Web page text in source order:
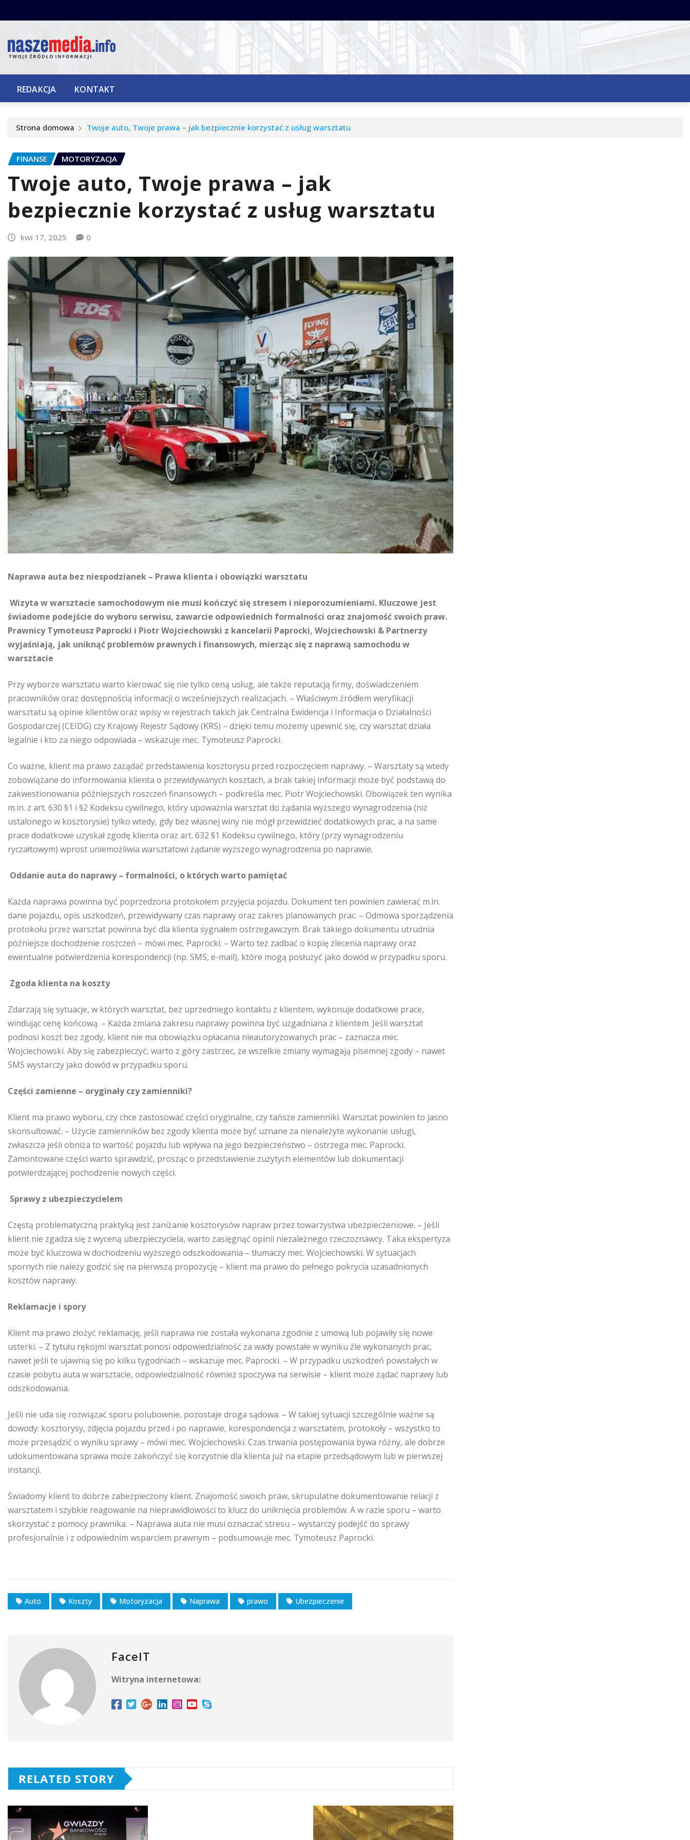
do
REDAKCJA KONTAKT
Strona domowa Twoje auto, Twoje prawa – jak bezpiecznie korzystać z usług warsztatu
FINANSE MOTORYZACJA
Twoje auto, Twoje prawa – jak
bezpiecznie korzystać z usług warsztatu
kwi 17, 2025 0
Naprawa auta bez niespodzianek – Prawa klienta i obowiązki warsztatu
Wizyta w warsztacie samochodowym nie musi kończyć się stresem i nieporozumieniami. Kluczowe jest
świadome podejście do wyboru serwisu, zawarcie odpowiednich formalności oraz znajomość swoich praw.
Prawnicy Tymoteusz Paprocki i Piotr Wojciechowski z kancelarii Paprocki, Wojciechowski & Partnerzy
wyjaśniają, jak uniknąć problemów prawnych i finansowych, mierząc się z naprawą samochodu w
warsztacie
Przy wyborze warsztatu warto kierować się nie tylko ceną usług, ale także reputacją firmy, doświadczeniem
pracowników oraz dostępnością informacji o wcześniejszych realizacjach. – Właściwym źródłem weryfikacji
warsztatu są opinie klientów oraz wpisy w rejestrach takich jak Centralna Ewidencja i Informacja o Działalności
Gospodarczej (CEIDG) czy Krajowy Rejestr Sądowy (KRS) – dzięki temu możemy upewnić się, czy warsztat działa
legalnie i kto za niego odpowiada – wskazuje mec. Tymoteusz Paprocki.
Co ważne, klient ma prawo zażądać przedstawienia kosztorysu przed rozpoczęciem naprawy. – Warsztaty są wtedy
zobowiązane do informowania klienta o przewidywanych kosztach, a brak takiej informacji może być podstawą do
zakwestionowania późniejszych roszczeń finansowych – podkreśla mec. Piotr Wojciechowski. Obowiązek ten wynika
m.in. z art. 630 §1 i §2 Kodeksu cywilnego, który upoważnia warsztat do żądania wyższego wynagrodzenia (niż
ustalonego w kosztorysie) tylko wtedy, gdy bez własnej winy nie mógł przewidzieć dodatkowych prac, a na same
prace dodatkowe uzyskał zgodę klienta oraz art. 632 §1 Kodeksu cywilnego, który (przy wynagrodzeniu
ryczałtowym) wprost uniemożliwia warsztatowi żądanie wyższego wynagrodzenia po naprawie.
Oddanie auta do naprawy – formalności, o których warto pamiętać
Każda naprawa powinna być poprzedzona protokołem przyjęcia pojazdu. Dokument ten powinien zawierać m.in.
dane pojazdu, opis uszkodzeń, przewidywany czas naprawy oraz zakres planowanych prac. – Odmowa sporządzenia
protokołu przez warsztat powinna być dla klienta sygnałem ostrzegawczym. Brak takiego dokumentu utrudnia
późniejsze dochodzenie roszczeń – mówi mec. Paprocki. – Warto też zadbać o kopię zlecenia naprawy oraz
ewentualne potwierdzenia korespondencji (np. SMS, e-mail), które mogą posłużyć jako dowód w przypadku sporu.
Zgoda klienta na koszty
Zdarzają się sytuacje, w których warsztat, bez uprzedniego kontaktu z klientem, wykonuje dodatkowe prace,
windując cenę końcową. – Każda zmiana zakresu naprawy powinna być uzgadniana z klientem. Jeśli warsztat
podnosi koszt bez zgody, klient nie ma obowiązku opłacania nieautoryzowanych prac – zaznacza mec.
Wojciechowski. Aby się zabezpieczyć, warto z góry zastrzec, że wszelkie zmiany wymagają pisemnej zgody – nawet
SMS wystarczy jako dowód w przypadku sporu.
Części zamienne – oryginały czy zamienniki?
Klient ma prawo wyboru, czy chce zastosować części oryginalne, czy tańsze zamienniki. Warsztat powinien to jasno
skonsultować. – Użycie zamienników bez zgody klienta może być uznane za nienależyte wykonanie usługi,
zwłaszcza jeśli obniża to wartość pojazdu lub wpływa na jego bezpieczeństwo – ostrzega mec. Paprocki.
Zamontowane części warto sprawdzić, prosząc o przedstawienie zużytych elementów lub dokumentacji
potwierdzającej pochodzenie nowych części.
Sprawy z ubezpieczycielem
Częstą problematyczną praktyką jest zaniżanie kosztorysów napraw przez towarzystwa ubezpieczeniowe. – Jeśli
klient nie zgadza się z wyceną ubezpieczyciela, warto zasięgnąć opinii niezależnego rzeczoznawcy. Taka ekspertyza
może być kluczowa w dochodzeniu wyższego odszkodowania – tłumaczy mec. Wojciechowski. W sytuacjach
spornych nie należy godzić się na pierwszą propozycję – klient ma prawo do pełnego pokrycia uzasadnionych
kosztów naprawy.
Reklamacje i spory
Klient ma prawo złożyć reklamację, jeśli naprawa nie została wykonana zgodnie z umową lub pojawiły się nowe
usterki. – Z tytułu rękojmi warsztat ponosi odpowiedzialność za wady powstałe w wyniku źle wykonanych prac,
nawet jeśli te ujawnią się po kilku tygodniach – wskazuje mec. Paprocki. – W przypadku uszkodzeń powstałych w
czasie pobytu auta w warsztacie, odpowiedzialność również spoczywa na serwisie – klient może żądać naprawy lub
odszkodowania.
Jeśli nie uda się rozwiązać sporu polubownie, pozostaje droga sądowa. – W takiej sytuacji szczególnie ważne są
dowody: kosztorysy, zdjęcia pojazdu przed i po naprawie, korespondencja z warsztatem, protokoły – wszystko to
może przesądzić o wyniku sprawy – mówi mec. Wojciechowski. Czas trwania postępowania bywa różny, ale dobrze
udokumentowana sprawa może zakończyć się korzystnie dla klienta już na etapie przedsądowym lub w pierwszej
instancji.
Świadomy klient to dobrze zabezpieczony klient. Znajomość swoich praw, skrupulatne dokumentowanie relacji z
warsztatem i szybkie reagowanie na nieprawidłowości to klucz do uniknięcia problemów. A w razie sporu – warto
skorzystać z pomocy prawnika. – Naprawa auta nie musi oznaczać stresu – wystarczy podejść do sprawy
profesjonalnie i z odpowiednim wsparciem prawnym – podsumowuje mec. Tymoteusz Paprocki.
Auto Koszty Motoryzacja Naprawa prawo Ubezpieczenie
FaceIT
Witryna internetowa:
RELATED STORY